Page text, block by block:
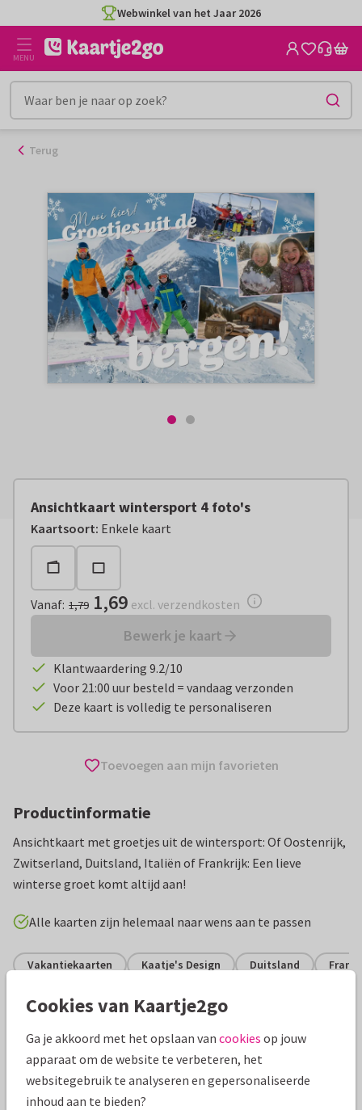
naar
inhoud
Webwinkel van het Jaar 2026
MENU
Terug
Ansichtkaart wintersport 4 foto's
Kaartsoort: Enkele kaart
Vanaf:€ 1,69 excl. verzendkosten
Vanaf: 1,79 1,69 excl. verzendkosten
Bewerk je kaart
Klantwaardering 9.2/10
Voor 21:00 uur besteld = vandaag verzonden
Deze kaart is volledig te personaliseren
Toevoegen aan mijn favorieten
Productinformatie
Ansichtkaart met groetjes uit de wintersport: Of Oostenrijk,
Zwitserland, Duitsland, Italiën of Frankrijk: Een lieve
winterse groet komt altijd aan!
Alle kaarten zijn helemaal naar wens aan te passen
Vakantiekaarten Kaatje's Design Duitsland
Specificaties bij deze kaart
Papiersoort:
Geen, verzonden als ansichtkaart
Cookies van Kaartje2go
Ga je akkoord met het opslaan van cookies op jouw
apparaat om de website te verbeteren, het
websitegebruik te analyseren en gepersonaliseerde
inhoud aan te bieden?